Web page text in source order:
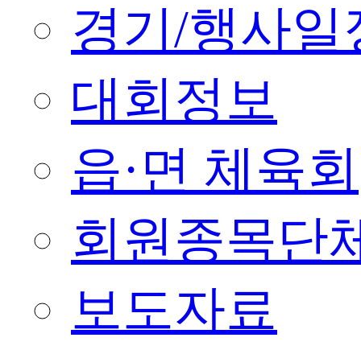
경기/행사일
대회정보
읍·면 체육회
회원종목단
보도자료